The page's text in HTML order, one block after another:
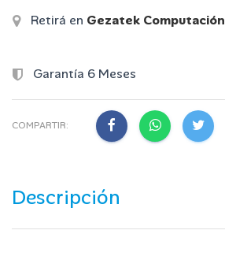
Retirá en Gezatek Computación
Garantía 6 Meses
COMPARTIR:
Descripción